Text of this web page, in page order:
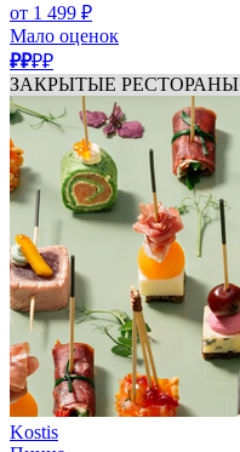
от 1 499 ₽
Мало оценок
₽₽₽₽
ЗАКРЫТЫЕ РЕСТОРАНЫ
Kostis